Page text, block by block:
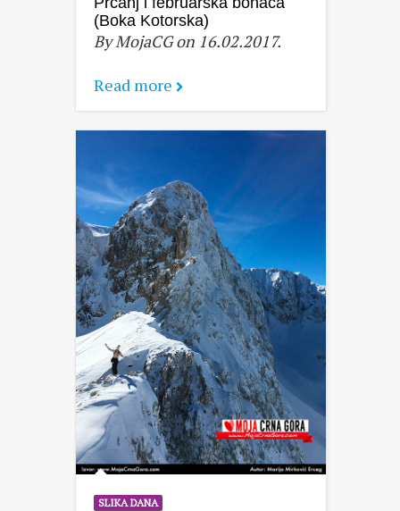
(Boka Kotorska)
By MojaCG on 16.02.2017.
Read more
SLIKA DANA